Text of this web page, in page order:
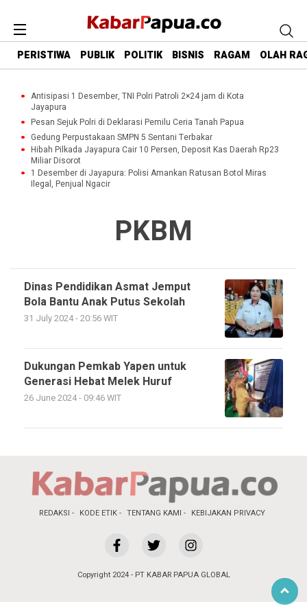
PERISTIWA PUBLIK POLITIK BISNIS RAGAM OLAH
Antisipasi 1 Desember, TNI Polri Patroli 2×24 jam di Kota
Jayapura
Pesan Sejuk Polri di Deklarasi Pemilu Ceria Tanah Papua
Gedung Perpustakaan SMPN 5 Sentani Terbakar
Hibah Pilkada Jayapura Cair 10 Persen, Deposit Kas Daerah Rp23
Miliar Disorot
1 Desember di Jayapura: Polisi Amankan Ratusan Botol Miras
Ilegal, Penjual Ngacir
PKBM
Dinas Pendidikan Asmat Jemput
Bola Bantu Anak Putus Sekolah
31 July 2024 - 20:56 WIT
Dukungan Pemkab Yapen untuk
Generasi Hebat Melek Huruf
26 June 2024 - 09:46 WIT
REDAKSI KODE ETIK TENTANG KAMI KEBIJAKAN PRIVACY
Copyright 2024 - PT KABAR PAPUA GLOBAL